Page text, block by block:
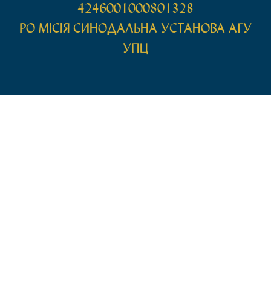
4246001000801328
РО МIСIЯ СИНОДАЛЬНА УСТАНОВА АГУ
УПЦ